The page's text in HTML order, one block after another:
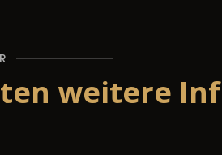
weitere